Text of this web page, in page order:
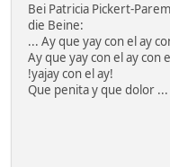
Bei Patricia Pickert-
die Beine:
... Ay que yay con el ay
Ay que yay con el ay con
!yajay con el ay!
Que penita y que dolor ...